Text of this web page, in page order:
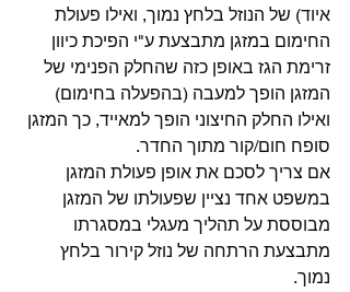
איוד) של הנוזל בלחץ נמוך, ואילו פעולת
החימום במזגן מתבצעת ע"י הפיכת כיוון
זרימת הגז באופן כזה שהחלק הפנימי של
המזגן הופך למעבה (בהפעלה בחימום)
ואילו החלק החיצוני הופך למאייד, כך המזגן
סופח חום/קור מתוך החדר.
אם צריך לסכם את אופן פעולת המזגן
במשפט אחד נציין שפעולתו של המזגן
מבוססת על תהליך מעגלי במסגרתו
מתבצעת הרתחה של נוזל קירור בלחץ
נמוך.